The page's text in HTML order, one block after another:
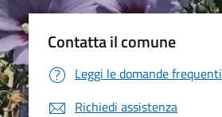
Contatta il comune
Leggi le domande frequenti
Richiedi assistenza